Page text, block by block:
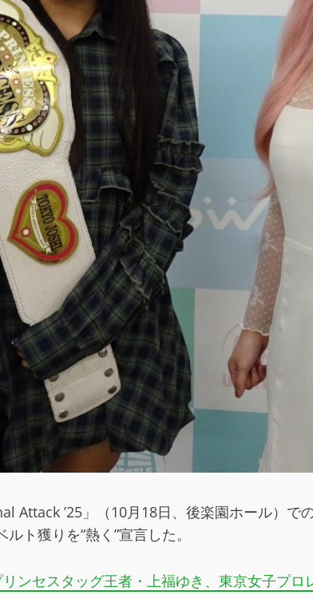
Attack ’25」（10月18日、後楽園ホール）で
ト獲りを“熱く”宣言した。
リンセスタッグ王者・上福ゆき、東京女子プロ